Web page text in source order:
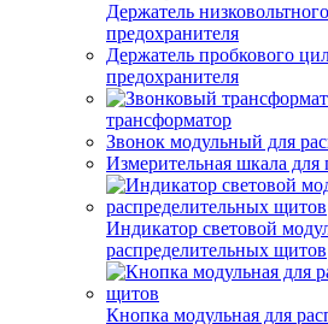
Держатель
предохранителя
Держатель пробкового
предохранителя
трансформатор
Звонок модульный для
Измерительная шкала для
Индикатор световой
распределительных щитов
Кнопка модульная для